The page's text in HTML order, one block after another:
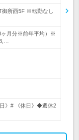
御所西5F ※転勤なし
ヶ月分※前年平均）※
》# 《休日》◆週休2